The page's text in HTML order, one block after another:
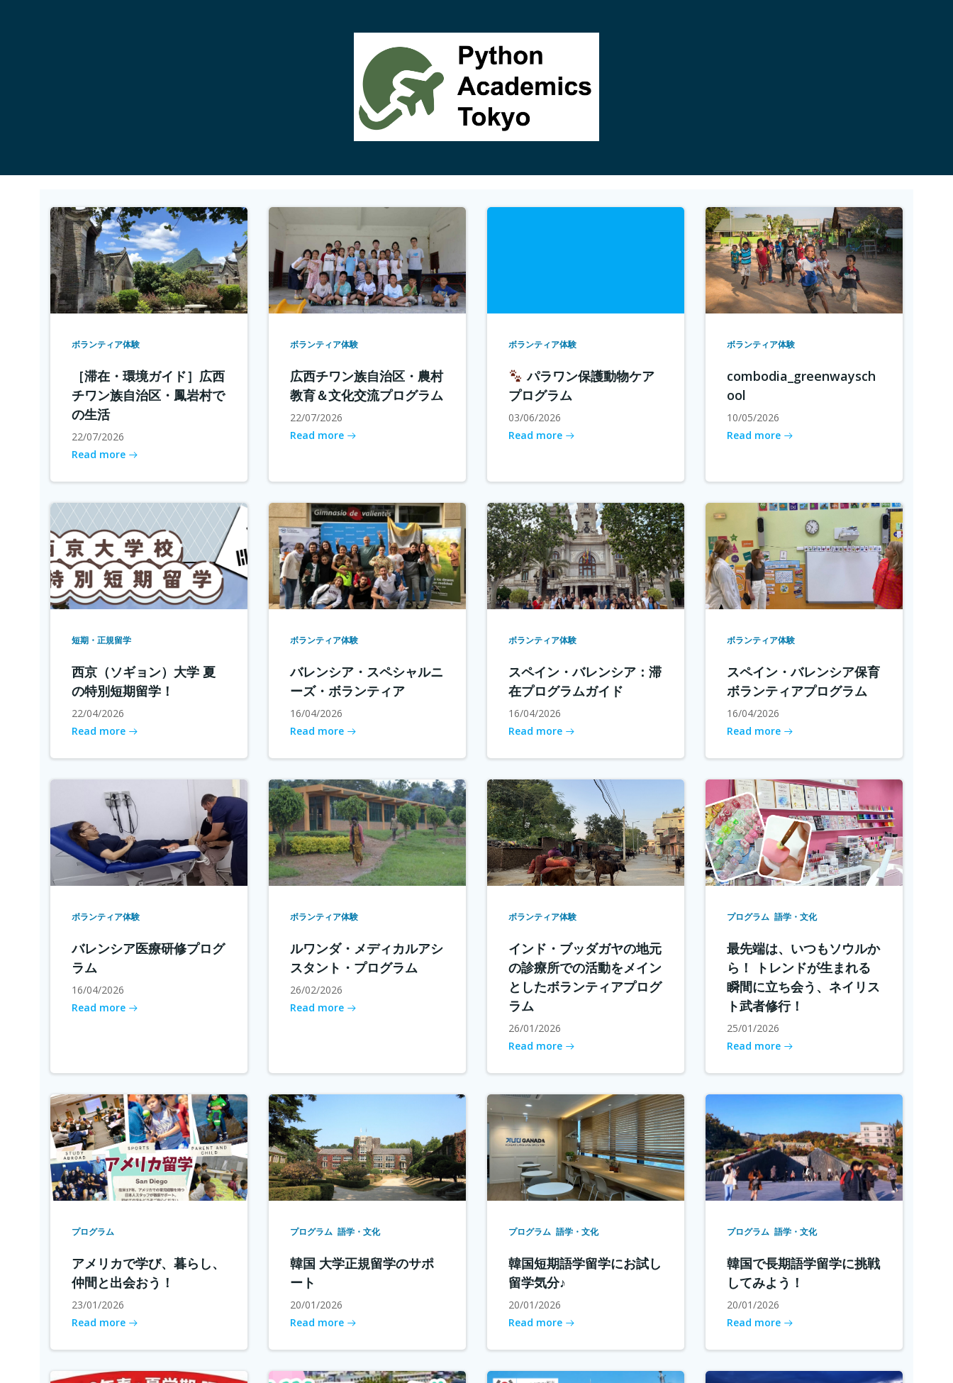
ボランティア体験
［滞在・環境ガイド］広西
チワン族自治区・鳳岩村で
の生活
22/07/2026
Read more
ボランティア体験
広西チワン族自治区・農村
教育＆文化交流プログラム
22/07/2026
Read more
ボランティア体験
パラワン保護動物ケア
プログラム
03/06/2026
Read more
ボランティア体験
combodia_greenwaysch
ool
10/05/2026
Read more
短期・正規留学
西京（ソギョン）大学 夏
の特別短期留学！
22/04/2026
Read more
ボランティア体験
バレンシア・スペシャルニ
ーズ・ボランティア
16/04/2026
Read more
ボランティア体験
スペイン・バレンシア：滞
在プログラムガイド
16/04/2026
Read more
ボランティア体験
スペイン・バレンシア保育
ボランティアプログラム
16/04/2026
Read more
ボランティア体験
バレンシア医療研修プログ
ラム
16/04/2026
Read more
ボランティア体験
ルワンダ・メディカルアシ
スタント・プログラム
26/02/2026
Read more
ボランティア体験
インド・ブッダガヤの地元
の診療所での活動をメイン
としたボランティアプログ
ラム
26/01/2026
Read more
プログラム 語学・文化
最先端は、いつもソウルか
ら！ トレンドが生まれる
瞬間に立ち会う、ネイリス
ト武者修行！
25/01/2026
Read more
プログラム
アメリカで学び、暮らし、
仲間と出会おう！
23/01/2026
Read more
プログラム 語学・文化
韓国 大学正規留学のサポ
ート
20/01/2026
Read more
プログラム 語学・文化
韓国短期語学留学にお試し
留学気分♪
20/01/2026
Read more
プログラム 語学・文化
韓国で長期語学留学に挑戦
してみよう！
20/01/2026
Read more